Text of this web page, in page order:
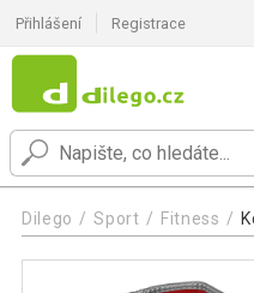
Přihlášení Registrace
Dilego Sport Fitness